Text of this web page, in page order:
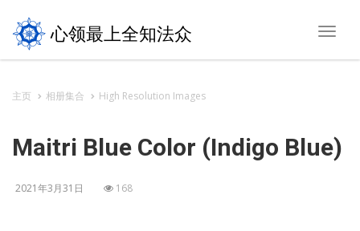
心领最上全知法众
主页 相册集合 High Resolution Images
Maitri Blue Color (Indigo Blue)
2021年3月31日 168